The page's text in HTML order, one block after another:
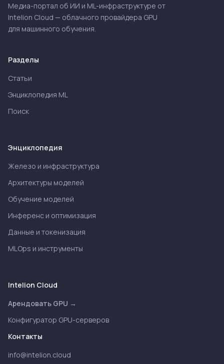
Медиа-портал об ИИ и ML-инфраструктуре от
Intelion Cloud — облачного провайдера GPU
для машинного обучения.
Разделы
Статьи
Энциклопедия ML
Поиск
Энциклопедия
Железо и инфраструктура
Архитектуры моделей
Обучение моделей
Инференс и оптимизация
Данные и токенизация
MLOps и инструменты
Intelion Cloud
Арендовать GPU →
Конфигуратор GPU-серверов
Контакты
info@intelion.cloud